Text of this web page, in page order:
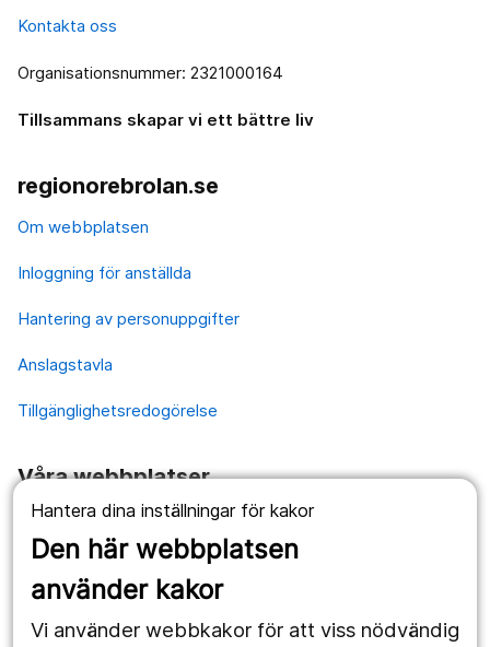
Hantera dina inställningar för kakor
Den här webbplatsen
använder kakor
Vi använder webbkakor för att viss nödvändig
Kontakta oss
Organisationsnummer: 2321000164
Tillsammans skapar vi ett bättre liv
regionorebrolan.se
Om webbplatsen
Inloggning för anställda
Hantering av personuppgifter
Anslagstavla
Tillgänglighetsredogörelse
Våra webbplatser
1177.se
Länstrafiken